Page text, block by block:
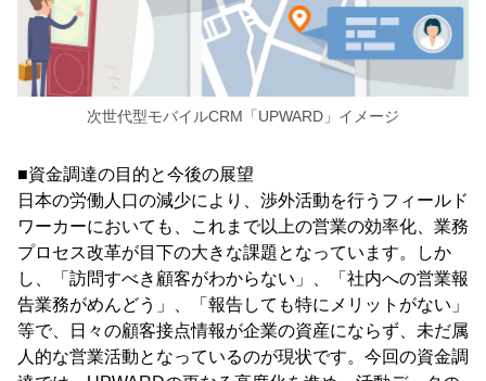
次世代型モバイルCRM「UPWARD」イメージ
■資金調達の目的と今後の展望
日本の労働人口の減少により、渉外活動を行うフィールド
ワーカーにおいても、これまで以上の営業の効率化、業務
プロセス改革が目下の大きな課題となっています。しか
し、「訪問すべき顧客がわからない」、「社内への営業報
告業務がめんどう」、「報告しても特にメリットがない」
等で、日々の顧客接点情報が企業の資産にならず、未だ属
人的な営業活動となっているのが現状です。今回の資金調